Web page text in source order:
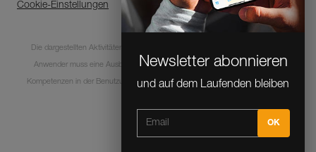
Newsletter abonnieren
Cookie-Einstellungen
Die dargestellten Aktivitäten sind mit Risiken und Gefahren verbunden. Jeder
Anwender muss eine Ausbildung absolviert haben und über entsprechende
Kompetenzen in der Benutzung der Ausrüstung bei diesen Aktivitäten verfügen.
© 1995-2026 Petzl